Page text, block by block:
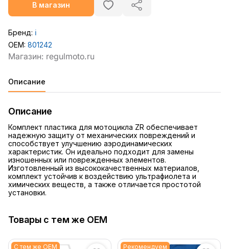
В магазин
Бренд: ℹ️
OEM: 801242
Описание
Описание
Комплект пластика для мотоцикла ZR обеспечивает
надежную защиту от механических повреждений и
способствует улучшению аэродинамических
характеристик. Он идеально подходит для замены
изношенных или поврежденных элементов.
Изготовленный из высококачественных материалов,
комплект устойчив к воздействию ультрафиолета и
химических веществ, а также отличается простотой
установки.
Товары с тем же OEM
С тем же OEM Рекомендуем